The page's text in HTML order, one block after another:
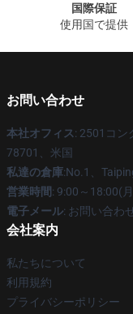
国際保証
使用国で提供
お問い合わせ
本社オフィス: 2501コン
78701、米国
私達の倉庫:No.1、
営業時間: 9:00～18:00(
電子メール: お問い合わ
会社案内
私たちについて
利用規約
プライバシーポリシー